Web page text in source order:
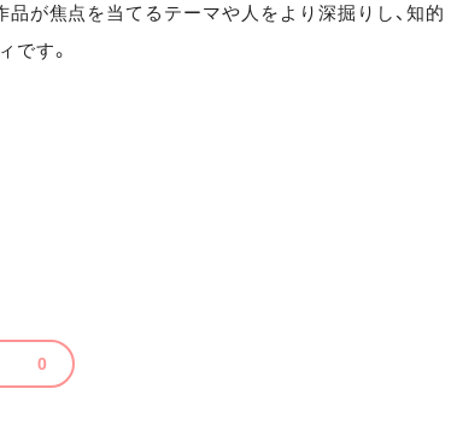
品が焦点を当てるテーマや人をより深掘りし、知的
です。
0